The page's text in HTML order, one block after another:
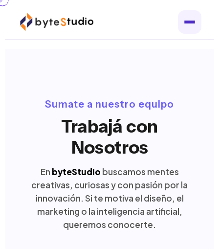
Sumate a nuestro equipo
Trabajá con
Nosotros
En byteStudio buscamos mentes
creativas, curiosas y con pasión por la
innovación. Si te motiva el diseño, el
marketing o la inteligencia artificial,
queremos conocerte.